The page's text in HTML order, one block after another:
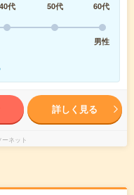
40代 50代
60代
男性
詳しく見る
ネット